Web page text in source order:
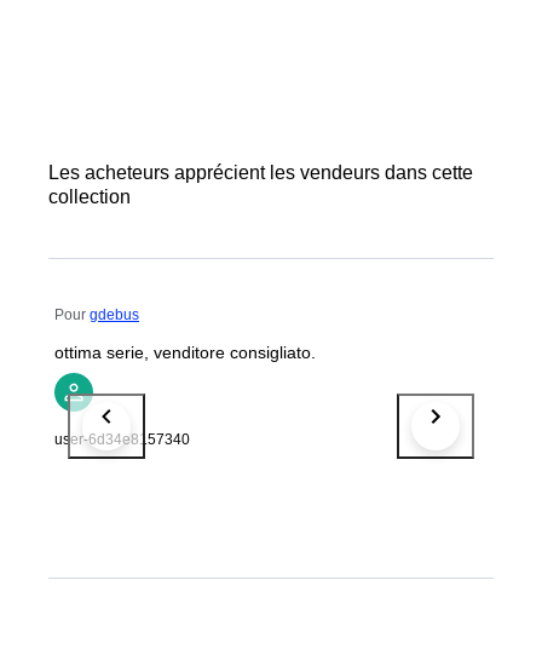
Les acheteurs apprécient les vendeurs dans cette
collection
Pour gdebus
ottima serie, venditore consigliato.
user-6d34e8157340